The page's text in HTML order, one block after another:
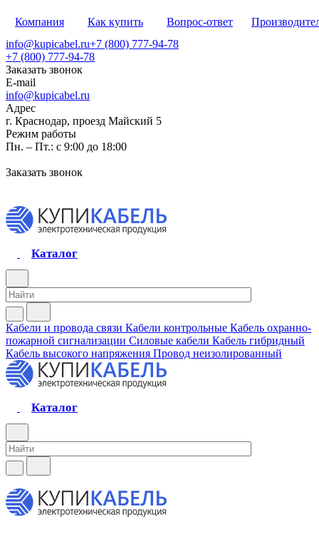
Компания Как купить Вопрос-ответ
info@kupicabel.ru+7 (800) 777-94-78
+7 (800) 777-94-78
Заказать звонок
E-mail
info@kupicabel.ru
Адрес
г. Краснодар, проезд Майский 5
Режим работы
Пн. – Пт.: с 9:00 до 18:00
Заказать звонок
Каталог
Кабели и провода связи Кабели контрольные Кабель охранно-
пожарной сигнализации Силовые кабели Кабель гибридный
Кабель высокого напряжения Провод неизолированный
Каталог